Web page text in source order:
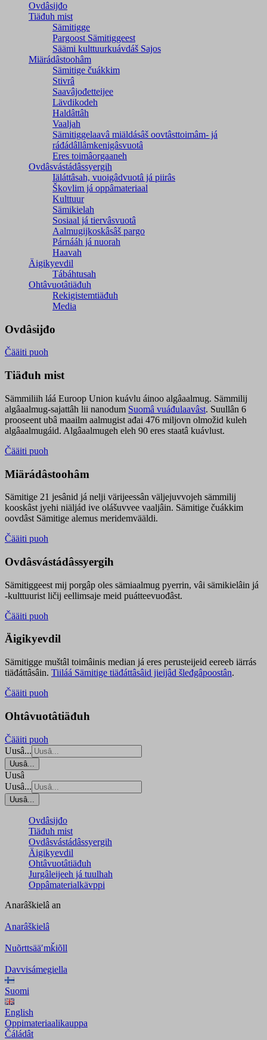
Ovdâsijđo
Tiäđuh mist
Sämitigge
Pargoost Sämitiggeest
Säämi kulttuurkuávdáš Sajos
Miärádâstoohâm
Sämitige čuákkim
Stivrâ
Saavâjođetteijee
Lävdikodeh
Haldâttâh
Vaaljah
Sämitiggelaavâ miäldásâš oovtâsttoimâm- já
ráđádâllâmkenigâsvuotâ
Eres toimâorgaaneh
Ovdâsvástádâssyergih
Iäláttâsah, vuoigâdvuotâ já piirâs
Škovlim já oppâmateriaal
Kulttuur
Sämikielah
Sosiaal já tiervâsvuotâ
Aalmugijkoskâsâš pargo
Párnááh já nuorah
Haavah
Äigikyevdil
Tábáhtusah
Ohtâvuotâtiäđuh
Rekigistemtiäđuh
Media
Ovdâsijđo
Čääiti puoh
Tiäđuh mist
Sämmiliih láá Euroop Union kuávlu áinoo algâaalmug. Sämmilij
algâaalmug-sajattâh lii nanodum Suomâ vuáđulaavâst. Suullân 6
prooseent ubâ maailm aalmugist ađai 476 miljovn olmožid kuleh
algâaalmugáid. Algâaalmugeh eleh 90 eres staatâ kuávlust.
Čääiti puoh
Miärádâstoohâm
Sämitige 21 jesânid já nelji värijeessân väljejuvvojeh sämmilij
kooskâst jyehi niäljád ive olášuvvee vaaljâin. Sämitige čuákkim
oovdâst Sämitige alemus meridemvääldi.
Čääiti puoh
Ovdâsvástádâssyergih
Sämitiggeest mij porgâp oles sämiaalmug pyerrin, vâi sämikielâin já
-kulttuurist ličij eellimsaje meid puátteevuođâst.
Čääiti puoh
Äigikyevdil
Sämitigge muštâl toimâinis median já eres perusteijeid eereeb iärrás
tiäđáttâsâin. Tiiláá Sämitige tiäđáttâsâid jieijâd šleđgâpoostân.
Čääiti puoh
Ohtâvuotâtiäđuh
Čääiti puoh
Uusâ...
Uusâ...
Uusâ
Uusâ...
Uusâ...
Ovdâsijđo
Tiäđuh mist
Ovdâsvástádâssyergih
Äigikyevdil
Ohtâvuotâtiäđuh
Jurgâleijeeh já tuulhah
Oppâmaterialkävppi
Anarâškielâ an
Anarâškielâ
Nuõrttsääʹmǩiõll
Davvisámegiella
Suomi
English
Oppimateriaalikauppa
Čáládât